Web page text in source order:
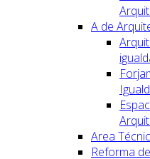
A de
Area
Reforma